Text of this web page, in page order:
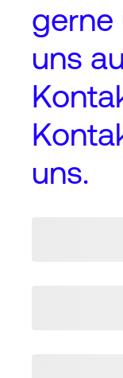
gerne
uns
uns.